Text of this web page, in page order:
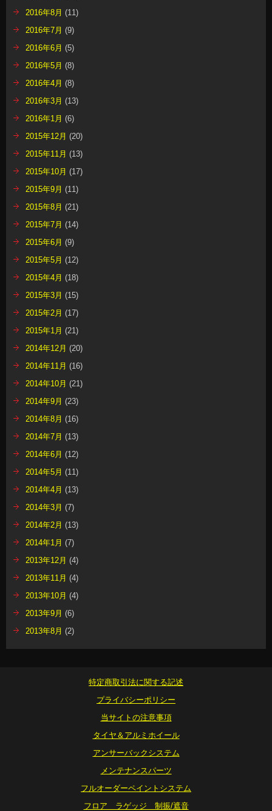
2016年8月 (11)
2016年7月 (9)
2016年6月 (5)
2016年5月 (8)
2016年4月 (8)
2016年3月 (13)
2016年1月 (6)
2015年12月 (20)
2015年11月 (13)
2015年10月 (17)
2015年9月 (11)
2015年8月 (21)
2015年7月 (14)
2015年6月 (9)
2015年5月 (12)
2015年4月 (18)
2015年3月 (15)
2015年2月 (17)
2015年1月 (21)
2014年12月 (20)
2014年11月 (16)
2014年10月 (21)
2014年9月 (23)
2014年8月 (16)
2014年7月 (13)
2014年6月 (12)
2014年5月 (11)
2014年4月 (13)
2014年3月 (7)
2014年2月 (13)
2014年1月 (7)
2013年12月 (4)
2013年11月 (4)
2013年10月 (4)
2013年9月 (6)
2013年8月 (2)
特定商取引法に関する記述
プライバシーポリシー
当サイトの注意事項
タイヤ＆アルミホイール
アンサーバックシステム
メンテナンスパーツ
フルオーダーペイントシステム
フロア ラゲッジ 制振/遮音